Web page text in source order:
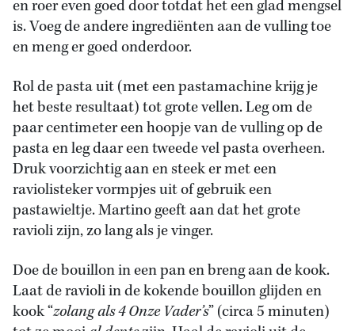
en roer even goed door totdat het een glad mengsel
is. Voeg de andere ingrediënten aan de vulling toe
en meng er goed onderdoor.
Rol de pasta uit (met een pastamachine krijg je
het beste resultaat) tot grote vellen. Leg om de
paar centimeter een hoopje van de vulling op de
pasta en leg daar een tweede vel pasta overheen.
Druk voorzichtig aan en steek er met een
raviolisteker vormpjes uit of gebruik een
pastawieltje. Martino geeft aan dat het grote
ravioli zijn, zo lang als je vinger.
Doe de bouillon in een pan en breng aan de kook.
Laat de ravioli in de kokende bouillon glijden en
kook “zolang als 4 Onze Vader’s” (circa 5 minuten)